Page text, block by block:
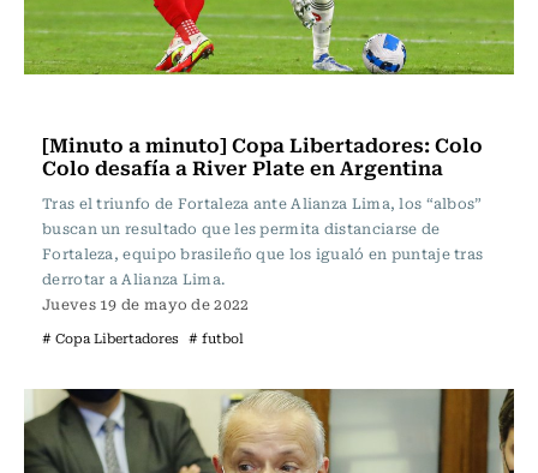
[Minuto a minuto] Copa Libertadores: Colo
Colo desafía a River Plate en Argentina
Tras el triunfo de Fortaleza ante Alianza Lima, los “albos”
buscan un resultado que les permita distanciarse de
Fortaleza, equipo brasileño que los igualó en puntaje tras
derrotar a Alianza Lima.
Jueves 19 de mayo de 2022
# Copa Libertadores # futbol